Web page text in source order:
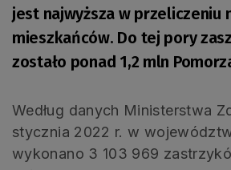
jest najwyższa w przeliczeniu
mieszkańców. Do tej pory
zostało ponad 1,2 mln
Według danych Ministerstwa
stycznia 2022 r. w
wykonano 3 103 969